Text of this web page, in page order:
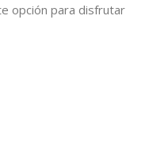
opción para disfrutar